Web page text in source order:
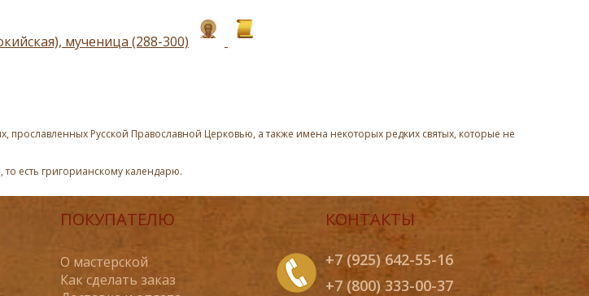
мученица (288-300)
прославленных Русской Православной Церковью, а также имена некоторых редких святых, которые не
есть григорианскому календарю.
ПОКУПАТЕЛЮ
О мастерской
Как сделать заказ
КОНТАКТЫ
+7 (925) 642-55-16
+7 (800) 333-00-37